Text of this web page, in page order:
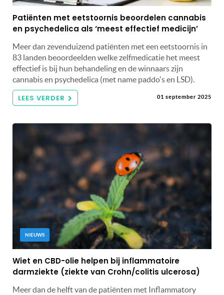
Patiënten met eetstoornis beoordelen cannabis
en psychedelica als ‘meest effectief medicijn’
Meer dan zevenduizend patiënten met een eetstoornis in
83 landen beoordeelden welke zelfmedicatie het meest
effectief is bij hun behandeling en de winnaars zijn
cannabis en psychedelica (met name paddo's en LSD).
LEES VERDER 01 september 2025
NIEUWS
Wiet en CBD-olie helpen bij inflammatoire
darmziekte (ziekte van Crohn/colitis ulcerosa)
Meer dan de helft van de patiënten met Inflammatory